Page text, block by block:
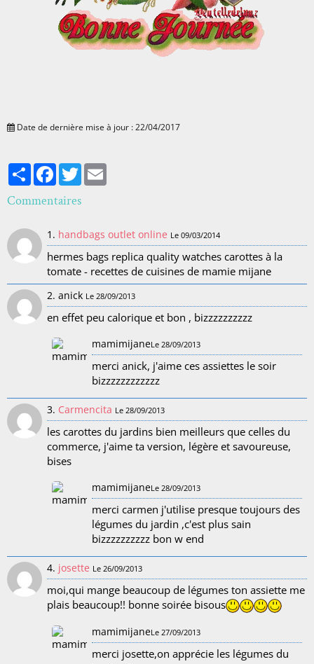
Date de dernière mise à jour : 22/04/2017
PartagerFacebook
Twitter
Commentaires
1. handbags outlet online Le 09/03/2014
hermes bags replica quality watches carottes à la
tomate - recettes de cuisines de mamie mijane
2. anick Le 28/09/2013
en effet peu calorique et bon , bizzzzzzzzzz
mamimijaneLe 28/09/2013
merci anick, j'aime ces assiettes le soir
bizzzzzzzzzzzz
3. Carmencita Le 28/09/2013
les carottes du jardins bien meilleurs que celles du
commerce, j'aime ta version, légère et savoureuse,
bises
mamimijaneLe 28/09/2013
merci carmen j'utilise presque toujours des
légumes du jardin ,c'est plus sain
bizzzzzzzzzz bon w end
4. josette Le 26/09/2013
moi,qui mange beaucoup de légumes ton assiette me
plais beaucoup!! bonne soirée bisous
mamimijaneLe 27/09/2013
merci josette,on apprécie les légumes du